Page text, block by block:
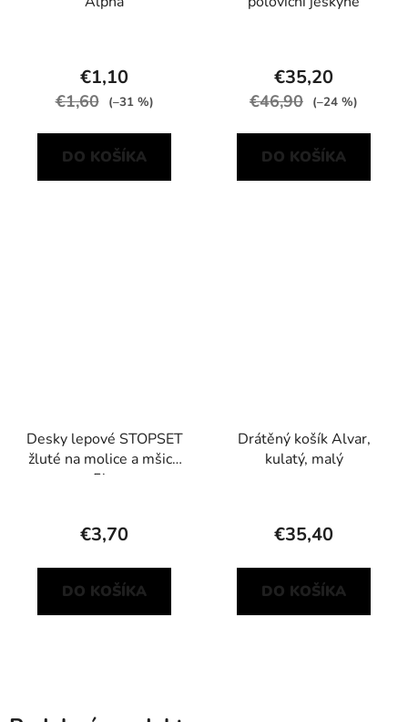
€1,10
€1,60 (–31 %)
DO KOŠÍKA
€35,20
€46,90 (–24 %)
DO KOŠÍKA
Desky lepové STOPSET
žluté na molice a mšice
5ks
€3,70
DO KOŠÍKA
Drátěný košík Alvar,
kulatý, malý
€35,40
DO KOŠÍKA